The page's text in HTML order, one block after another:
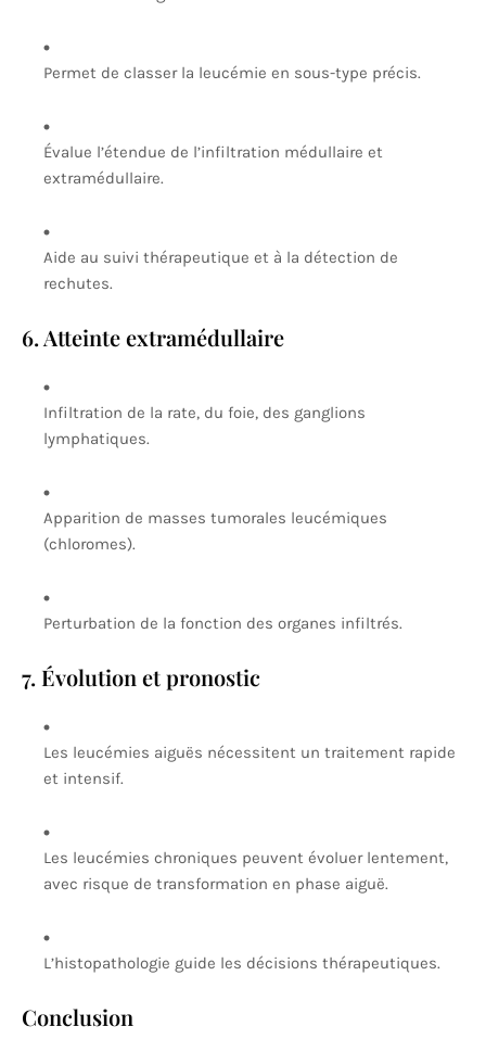
Permet de classer la leucémie en sous-type précis.
Évalue l’étendue de l’infiltration médullaire et
extramédullaire.
Aide au suivi thérapeutique et à la détection de
rechutes.
6. Atteinte extramédullaire
Infiltration de la rate, du foie, des ganglions
lymphatiques.
Apparition de masses tumorales leucémiques
(chloromes).
Perturbation de la fonction des organes infiltrés.
7. Évolution et pronostic
Les leucémies aiguës nécessitent un traitement rapide
et intensif.
Les leucémies chroniques peuvent évoluer lentement,
avec risque de transformation en phase aiguë.
L’histopathologie guide les décisions thérapeutiques.
Conclusion